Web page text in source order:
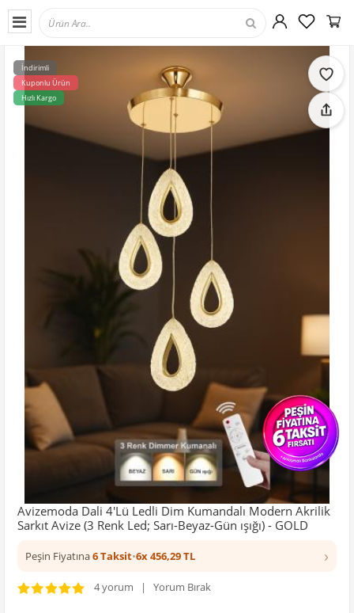
İndirimli
Kuponlu Ürün
Hızlı Kargo
Avizemoda Dali 4'Lü Ledli Dim Kumandalı Modern Akrilik
Sarkıt Avize (3 Renk Led; Sarı-Beyaz-Gün ışığı) - GOLD
Peşin Fiyatına6 Taksit•6x 456,29 TL ›
4 yorum | Yorum Bırak